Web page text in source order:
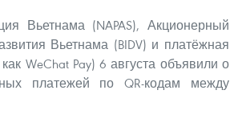
Вьетнама (NAPAS), Акционерный
Вьетнама (BIDV) и платёжная
WeChat Pay) 6 августа объявили о
платежей по QR-кодам между